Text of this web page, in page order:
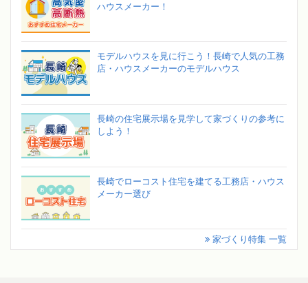
ハウスメーカー！
モデルハウスを見に行こう！長崎で人気の工務
店・ハウスメーカーのモデルハウス
長崎の住宅展示場を見学して家づくりの参考に
しよう！
長崎でローコスト住宅を建てる工務店・ハウス
メーカー選び
家づくり特集 一覧